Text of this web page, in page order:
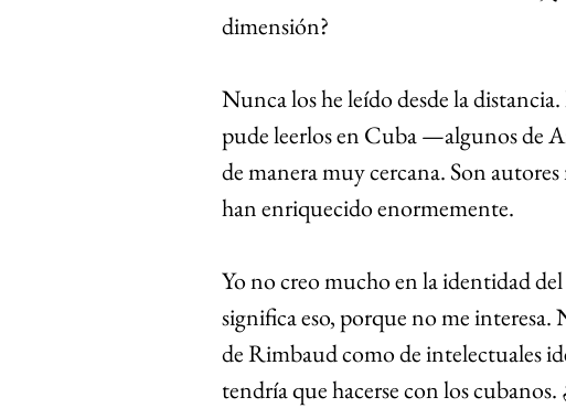
dimensión?
Nunca los he leído desde la
pude leerlos en Cuba —algunos de
de manera muy cercana. Son
han enriquecido enormemente.
Yo no creo mucho en la identidad
significa eso, porque no me interesa.
de Rimbaud como de intelectuales
tendría que hacerse con los